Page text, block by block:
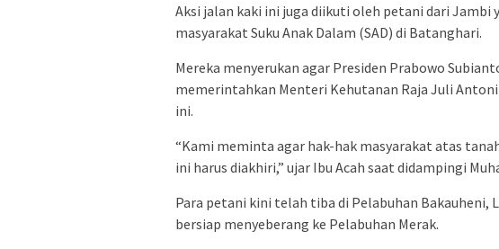
Aksi jalan kaki ini juga diikuti oleh petani dari
masyarakat Suku Anak Dalam (SAD) di Batanghari.
Mereka menyerukan agar Presiden Prabowo
memerintahkan Menteri Kehutanan Raja Juli
ini.
“Kami meminta agar hak-hak masyarakat atas
ini harus diakhiri,” ujar Ibu Acah saat didampingi
Para petani kini telah tiba di Pelabuhan Bakauheni,
bersiap menyeberang ke Pelabuhan Merak.